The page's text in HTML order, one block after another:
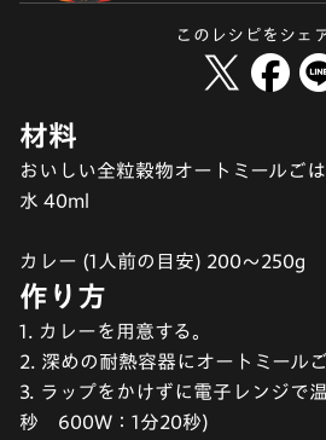
このレシピをシェ
材料
おいしい全粒穀物オートミールご
水 40ml
カレー (1人前の目安) 200～250g
作り方
1. カレーを用意する。
2. 深めの耐熱容器にオートミール
3. ラップをかけずに電子レンジで
秒 600W：1分20秒)